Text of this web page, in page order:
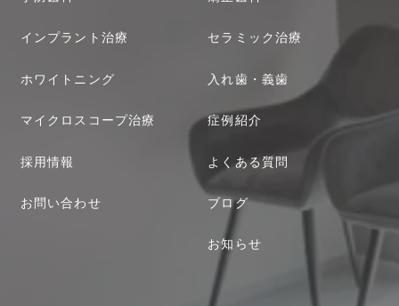
インプラント治療 セラミック治療
ホワイトニング 入れ歯・義歯
マイクロスコープ治療 症例紹介
採用情報 よくある質問
お問い合わせ ブログ
お知らせ